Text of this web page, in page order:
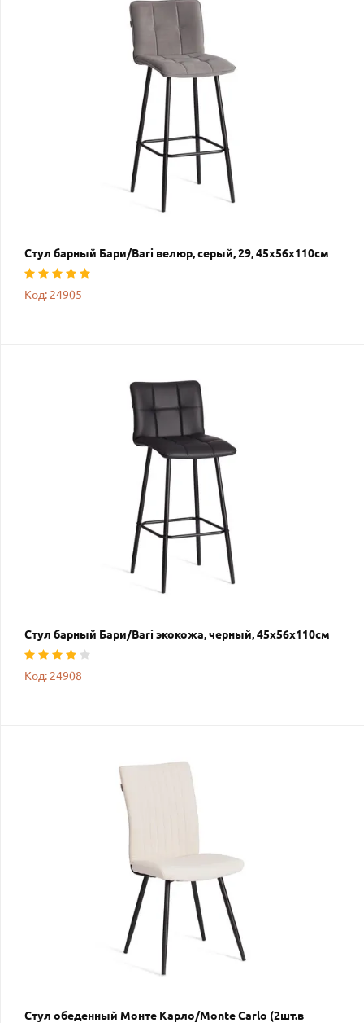
Стул барный Бари/Bari велюр, серый, 29, 45х56х110см
Код: 24905
Стул барный Бари/Bari экокожа, черный, 45х56х110см
Код: 24908
Стул обеденный Монте Карло/Monte Carlo (2шт.в